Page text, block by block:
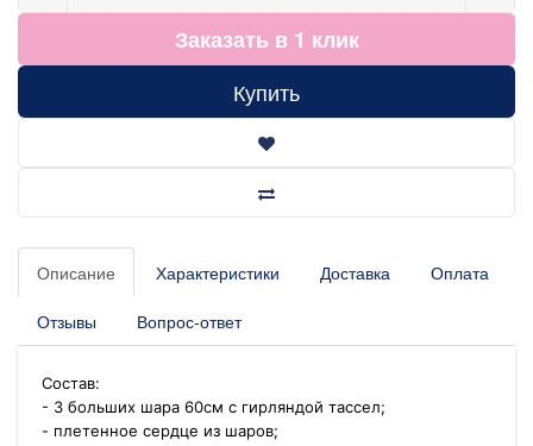
Заказать в 1 клик
Купить
Описание Характеристики Доставка Оплата
Отзывы Вопрос-ответ
Состав:
- 3 больших шара 60см с гирляндой тассел;
- плетенное сердце из шаров;